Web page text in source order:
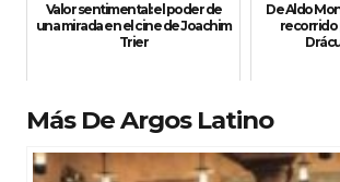
Valor sentimental: el poder de
una mirada en el cine de Joachim
Trier
De Aldo
recorrido
Más De Argos Latino